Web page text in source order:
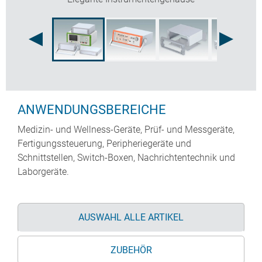
ANWENDUNGSBEREICHE
Medizin- und Wellness-Geräte, Prüf- und Messgeräte,
Fertigungssteuerung, Peripheriegeräte und
Schnittstellen, Switch-Boxen, Nachrichtentechnik und
Laborgeräte.
AUSWAHL ALLE ARTIKEL
ZUBEHÖR